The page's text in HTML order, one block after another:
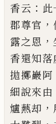
香云 ： 此
郡尊官 ，
露之恩 ，
香還知落
拋擲巖阿
細說來由
爐爇却 ，